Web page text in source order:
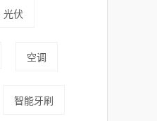
光伏
空调
智能牙刷